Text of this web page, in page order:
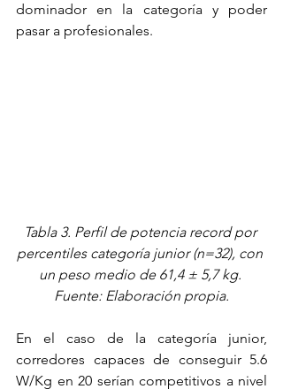
dominador en la categoría y poder
pasar a profesionales.
Tabla 3. Perfil de potencia record por
percentiles categoría junior (n=32), con
un peso medio de 61,4 ± 5,7 kg.
Fuente: Elaboración propia.
En el caso de la categoría junior,
corredores capaces de conseguir 5.6
W/Kg en 20 serían competitivos a nivel